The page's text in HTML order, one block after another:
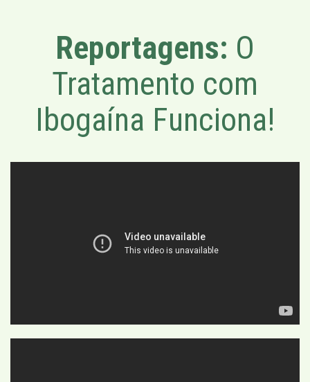
Reportagens: O
Tratamento com
Ibogaína Funciona!